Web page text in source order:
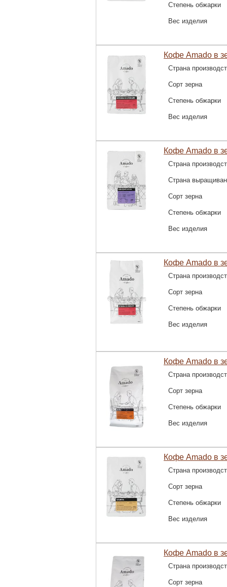
Степень обжарки
Вес изделия
Кофе Amado в
Страна
Сорт зерна
Степень обжарки
Вес изделия
Кофе Amado в
Страна
Страна
Сорт зерна
Степень обжарки
Вес изделия
Кофе Amado в
Страна
Сорт зерна
Степень обжарки
Вес изделия
Кофе Amado в
Страна
Сорт зерна
Степень обжарки
Вес изделия
Кофе Amado в
Страна
Сорт зерна
Степень обжарки
Вес изделия
Кофе Amado в
Страна
Сорт зерна